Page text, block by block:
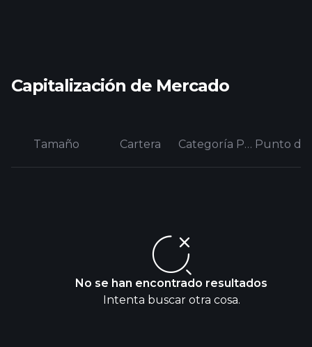
Capitalización de Mercado
Tamaño Cartera Categoría Promedio
No se han encontrado resultados
Intenta buscar otra cosa.